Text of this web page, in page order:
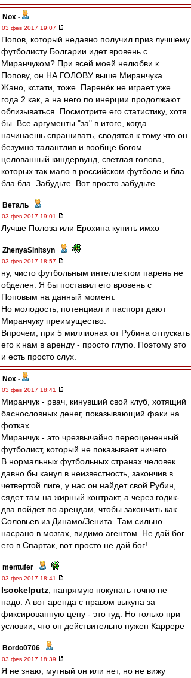
Nox -
03 фев 2017 19:07
Попов, который недавно получил приз лучшему
футболисту Болгарии идет вровень с
Миранчуком? При всей моей нелюбви к
Попову, он НА ГОЛОВУ выше Миранчука.
Жано, кстати, тоже. Паренёк не играет уже
года 2 как, а на него по инерции продолжают
облизываться. Посмотрите его статистику, хотя
бы. Все аргументы "за" в итоге, когда
начинаешь спрашивать, сводятся к тому что он
безумно талантлив и вообще богом
целованный киндервунд, светлая голова,
которых так мало в российском футболе и бла
бла бла. Забудьте. Вот просто забудьте.
Веталь -
03 фев 2017 19:01
Лучше Полоза или Ерохина купить имхо
ZhenyaSinitsyn -
03 фев 2017 18:57
ну, чисто футбольным интеллектом парень не
обделен. Я бы поставил его вровень с
Поповым на данный момент.
Но молодость, потенциал и паспорт дают
Миранчуку преимущество.
Впрочем, при 5 миллионах от Рубина отпускать
его к нам в аренду - просто глупо. Поэтому это
и есть просто слух.
Nox -
03 фев 2017 18:41
Миранчук - рвач, кинувший свой клуб, хотящий
баснословных денег, показывающий факи на
фотках.
Миранчук - это чрезвычайно переоцененный
футболист, который не показывает ничего.
В нормальных футбольных странах человек
давно бы канул в неизвестность, закончив в
четвертой лиге, у нас он найдет свой Рубин,
сядет там на жирный контракт, а через годик-
два пойдет по арендам, чтобы закончить как
Соловьев из Динамо/Зенита. Там сильно
насрано в мозгах, видимо агентом. Не дай бог
его в Спартак, вот просто не дай бог!
mentufer -
03 фев 2017 18:41
Isockelputz , напрямую покупать точно не
надо. А вот аренда с правом выкупа за
фиксированную цену - это гуд. Но только при
условии, что он действительно нужен Каррере
Bordo0706 -
03 фев 2017 18:39
Я не знаю, мутный он или нет, но не вижу